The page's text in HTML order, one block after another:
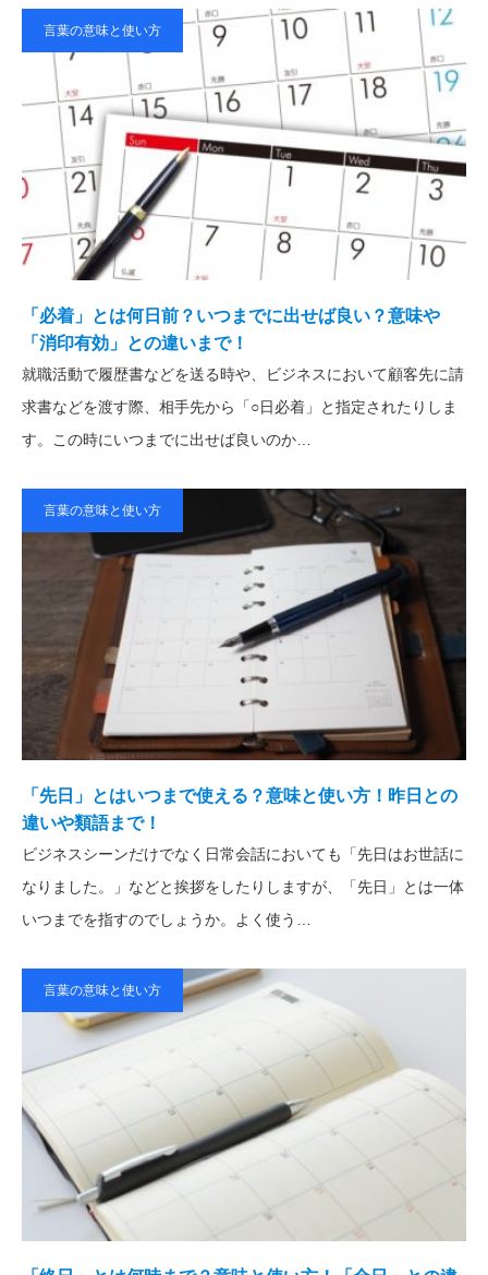
言葉の意味と使い方
「必着」とは何日前？いつまでに出せば良い？意味や
「消印有効」との違いまで！
就職活動で履歴書などを送る時や、ビジネスにおいて顧客先に請
求書などを渡す際、相手先から「○日必着」と指定されたりしま
す。この時にいつまでに出せば良いのか…
言葉の意味と使い方
「先日」とはいつまで使える？意味と使い方！昨日との
違いや類語まで！
ビジネスシーンだけでなく日常会話においても「先日はお世話に
なりました。」などと挨拶をしたりしますが、「先日」とは一体
いつまでを指すのでしょうか。よく使う…
言葉の意味と使い方